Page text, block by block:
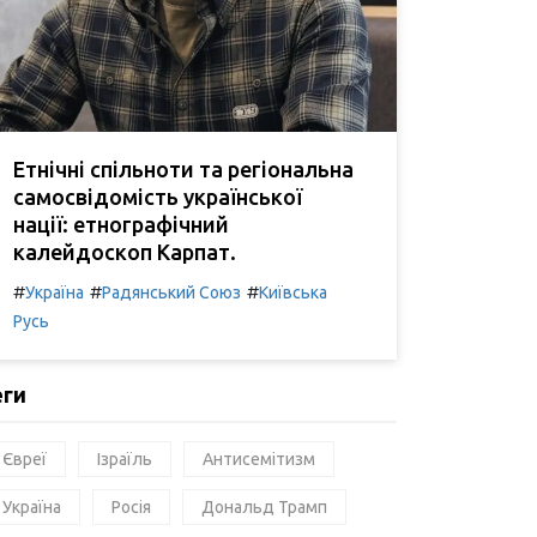
Етнічні спільноти та регіональна
самосвідомість української
нації: етнографічний
калейдоскоп Карпат.
#Україна #Радянський Союз #Київська
Русь
Євреї Ізраїль Антисемітизм
Україна Росія Дональд Трамп